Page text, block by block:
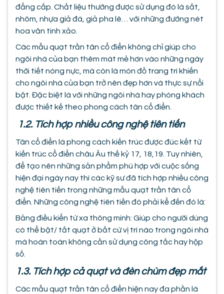
đẳng cấp. Chất liệu thường được sử dụng đó là sắt,
nhôm, nhựa giả đá, giả pha lê… với những đường nét
hoa văn tinh xảo.
Các mẫu quạt trần tân cổ điển không chỉ giúp cho
ngôi nhà của bạn thêm mát mẻ hơn vào những ngày
thời tiết nóng nực, mà còn là món đồ trang trí khiến
cho ngôi nhà của bạn trở nên đẹp hơn và thực sự nổi
bật. Đặc biệt là với những ngôi nhà hay phòng khách
được thiết kế theo phong cách tân cổ điển.
1.2. Tích hợp nhiều công nghệ tiên tiến
Tân cổ điển là phong cách kiến trúc được đúc kết từ
kiến trúc cổ điển châu Âu thế kỷ 17, 18,19. Tuy nhiên,
để tạo nên những sản phẩm phù hợp với cuộc sống
hiện đại ngày nay thì các kỹ sư đã tích hợp nhiều công
nghệ tiên tiến trong những mẫu quạt trần tân cổ
điển. Những công nghệ tiên tiến đó phải kể đến đó là:
Bảng điều kiển từ xa thông minh: Giúp cho người dùng
có thể bật/ tắt quạt ở bất cứ vị trí nào trong ngôi nhà
mà hoàn toàn không cần sử dụng công tắc hay hộp
số.
1.3. Tích hợp cả quạt và đèn chùm đẹp mắt
Các mẫu quạt trần tân cổ điển hiện nay đa phần là